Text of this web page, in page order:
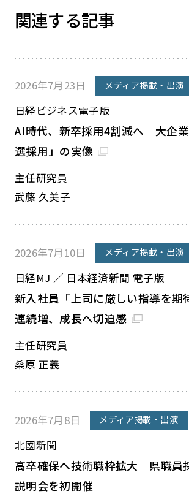
関連する記事
2026年7月23日 メディア掲載・出演
日経ビジネス電子版
AI時代、新卒採用4割減へ 大企
選採用」の実像
主任研究員
武藤 久美子
2026年7月10日 メディア掲載・出演
日経MJ ／ 日本経済新聞 電子版
新入社員「上司に厳しい指導を
連続増、成長へ切迫感
主任研究員
桑原 正義
2026年7月8日 メディア掲載・出演
北國新聞
高卒確保へ技術職枠拡大 県職員
説明会を初開催